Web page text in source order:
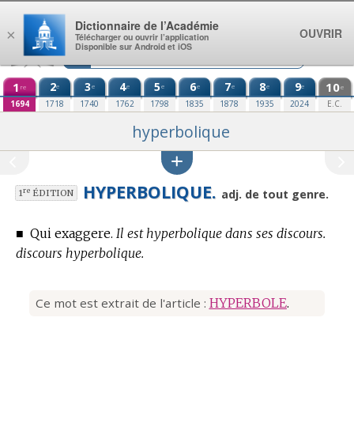
Aller au contenu
1 re
1694
2e
1718
3e
1740
4e
1762
5e
1798
6e
1835
7e
1878
8e
1935
9e
2024
10e
E.C.
hyperbolique
1reÉDITION HYPERBOLIQUE. adj. de tout genre.
■ Qui exaggere. Il est hyperbolique dans ses discours.
discours hyperbolique.
Ce mot est extrait de l'article : HYPERBOLE.
×
Dictionnaire de l’Académie
Télécharger ou ouvrir l’application
Disponible sur Android et iOS
OUVRIR